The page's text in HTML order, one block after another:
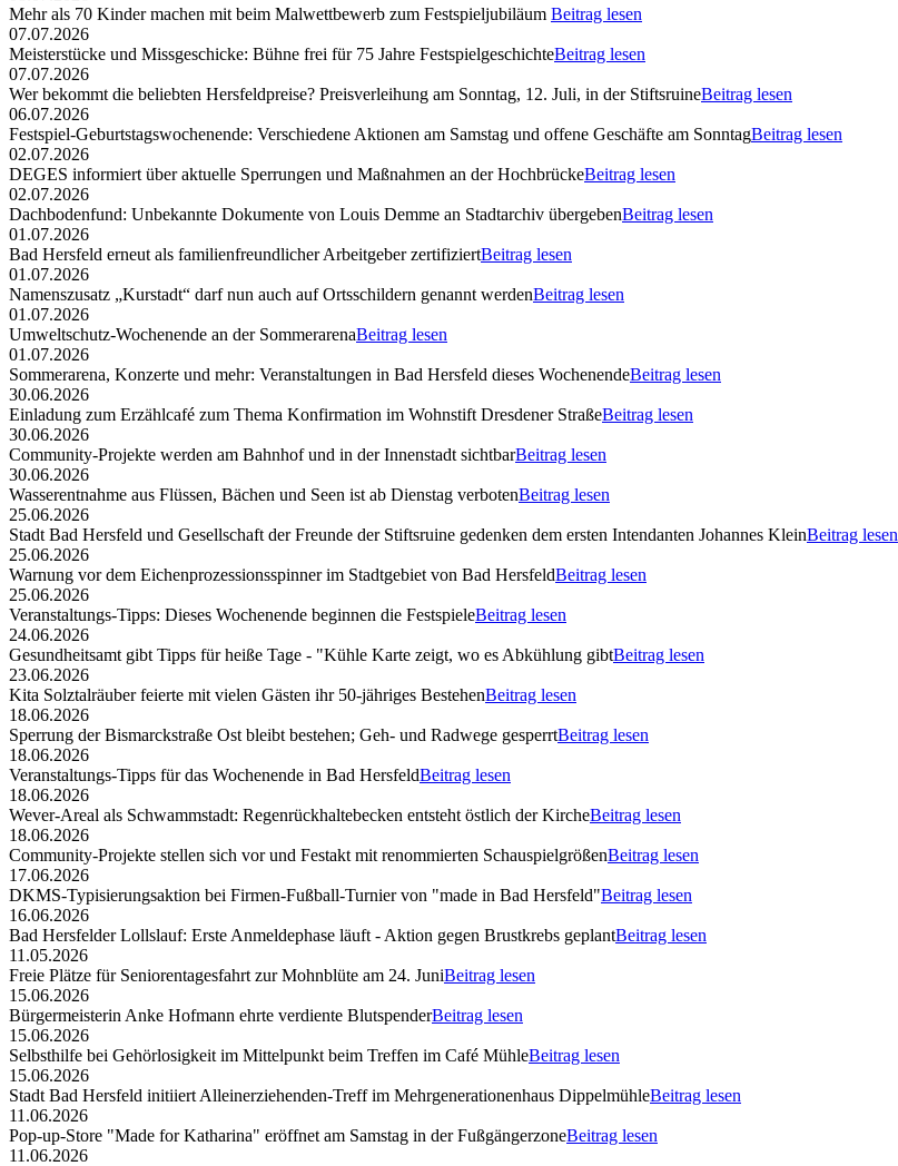
Mehr als 70 Kinder machen mit beim Malwettbewerb zum Festspieljubiläum Beitrag lesen
07.07.2026
Meisterstücke und Missgeschicke: Bühne frei für 75 Jahre FestspielgeschichteBeitrag lesen
07.07.2026
Wer bekommt die beliebten Hersfeldpreise? Preisverleihung am Sonntag, 12. Juli, in der StiftsruineBeitrag lesen
06.07.2026
Festspiel-Geburtstagswochenende: Verschiedene Aktionen am Samstag und offene Geschäfte am SonntagBeitrag lesen
02.07.2026
DEGES informiert über aktuelle Sperrungen und Maßnahmen an der HochbrückeBeitrag lesen
02.07.2026
Dachbodenfund: Unbekannte Dokumente von Louis Demme an Stadtarchiv übergebenBeitrag lesen
01.07.2026
Bad Hersfeld erneut als familienfreundlicher Arbeitgeber zertifiziertBeitrag lesen
01.07.2026
Namenszusatz „Kurstadt“ darf nun auch auf Ortsschildern genannt werdenBeitrag lesen
01.07.2026
Umweltschutz-Wochenende an der SommerarenaBeitrag lesen
01.07.2026
Sommerarena, Konzerte und mehr: Veranstaltungen in Bad Hersfeld dieses WochenendeBeitrag lesen
30.06.2026
Einladung zum Erzählcafé zum Thema Konfirmation im Wohnstift Dresdener StraßeBeitrag lesen
30.06.2026
Community-Projekte werden am Bahnhof und in der Innenstadt sichtbarBeitrag lesen
30.06.2026
Wasserentnahme aus Flüssen, Bächen und Seen ist ab Dienstag verbotenBeitrag lesen
25.06.2026
Stadt Bad Hersfeld und Gesellschaft der Freunde der Stiftsruine gedenken dem ersten Intendanten Johannes KleinBeitrag lesen
25.06.2026
Warnung vor dem Eichenprozessionsspinner im Stadtgebiet von Bad HersfeldBeitrag lesen
25.06.2026
Veranstaltungs-Tipps: Dieses Wochenende beginnen die FestspieleBeitrag lesen
24.06.2026
Gesundheitsamt gibt Tipps für heiße Tage - "Kühle Karte zeigt, wo es Abkühlung gibtBeitrag lesen
23.06.2026
Kita Solztalräuber feierte mit vielen Gästen ihr 50-jähriges BestehenBeitrag lesen
18.06.2026
Sperrung der Bismarckstraße Ost bleibt bestehen; Geh- und Radwege gesperrtBeitrag lesen
18.06.2026
Veranstaltungs-Tipps für das Wochenende in Bad HersfeldBeitrag lesen
18.06.2026
Wever-Areal als Schwammstadt: Regenrückhaltebecken entsteht östlich der KircheBeitrag lesen
18.06.2026
Community-Projekte stellen sich vor und Festakt mit renommierten SchauspielgrößenBeitrag lesen
17.06.2026
DKMS-Typisierungsaktion bei Firmen-Fußball-Turnier von "made in Bad Hersfeld"Beitrag lesen
16.06.2026
Bad Hersfelder Lollslauf: Erste Anmeldephase läuft - Aktion gegen Brustkrebs geplantBeitrag lesen
11.05.2026
Freie Plätze für Seniorentagesfahrt zur Mohnblüte am 24. JuniBeitrag lesen
15.06.2026
Bürgermeisterin Anke Hofmann ehrte verdiente BlutspenderBeitrag lesen
15.06.2026
Selbsthilfe bei Gehörlosigkeit im Mittelpunkt beim Treffen im Café MühleBeitrag lesen
15.06.2026
Stadt Bad Hersfeld initiiert Alleinerziehenden-Treff im Mehrgenerationenhaus DippelmühleBeitrag lesen
11.06.2026
Pop-up-Store "Made for Katharina" eröffnet am Samstag in der FußgängerzoneBeitrag lesen
11.06.2026